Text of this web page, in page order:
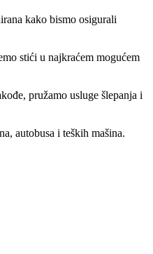
kako bismo osigurali
stići u najkraćem mogućem
pružamo usluge šlepanja i
autobusa i teških mašina.